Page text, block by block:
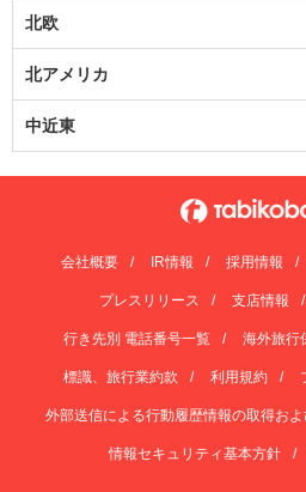
北欧
北アメリカ
中近東
会社概要 IR情報 採用情報
プレスリリース 支店情報
行き先別 電話番号一覧 海外旅行
標識、旅行業約款 利用規約
外部送信による行動履歴情報の取得お
情報セキュリティ基本方針